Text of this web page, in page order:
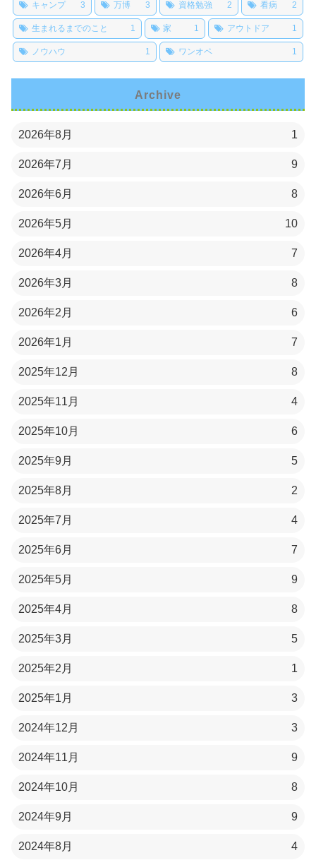
キャンプ 3 万博 3 資格勉強 2 看病 2
生まれるまでのこと 1 家 1 アウトドア 1
ノウハウ 1 ワンオペ 1
Archive
2026年8月 1
2026年7月 9
2026年6月 8
2026年5月 10
2026年4月 7
2026年3月 8
2026年2月 6
2026年1月 7
2025年12月 8
2025年11月 4
2025年10月 6
2025年9月 5
2025年8月 2
2025年7月 4
2025年6月 7
2025年5月 9
2025年4月 8
2025年3月 5
2025年2月 1
2025年1月 3
2024年12月 3
2024年11月 9
2024年10月 8
2024年9月 9
2024年8月 4